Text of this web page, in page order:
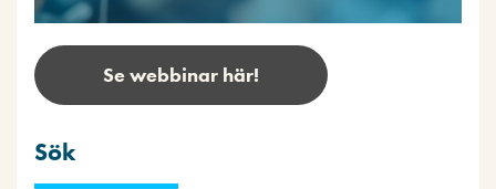
Se webbinar här!
Sök